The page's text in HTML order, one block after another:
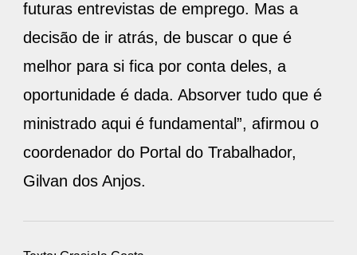
decisão de ir atrás, de buscar o que é
melhor para si fica por conta deles, a
oportunidade é dada. Absorver tudo que é
ministrado aqui é fundamental”, afirmou o
coordenador do Portal do Trabalhador,
Gilvan dos Anjos.